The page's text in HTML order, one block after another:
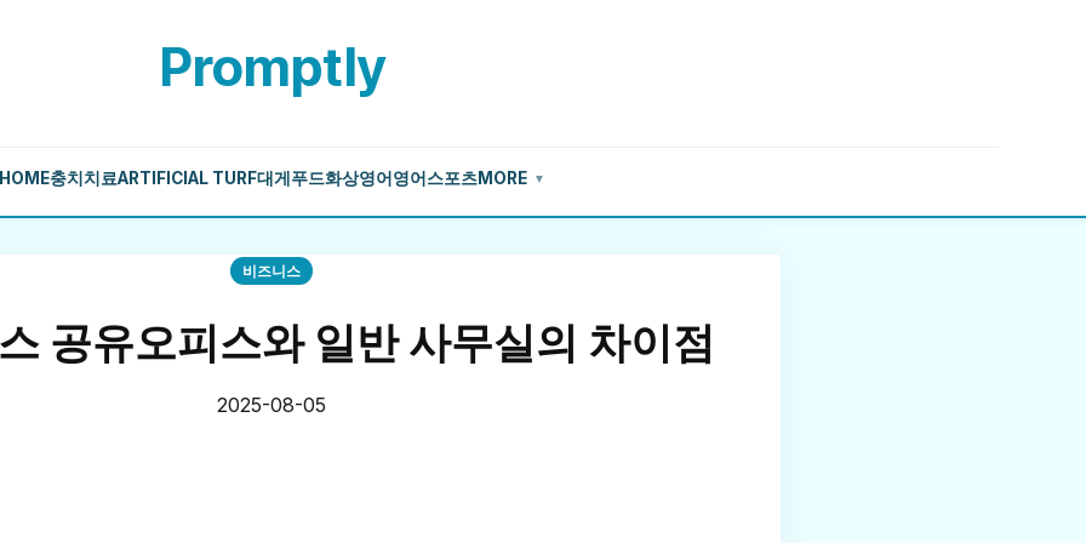
Promptly
충치치료ARTIFICIAL TURF대게 푸드화상영어 영어 스포츠MORE ▼
비즈니스
공유오피스와 일반 사무실의 차이점
2025-08-05